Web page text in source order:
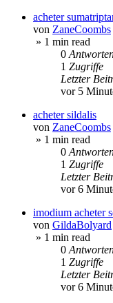
acheter
von ZaneCoombs
» 1 min read
0
1 Zugriffe
Letzter
vor 5
acheter sildalis
von ZaneCoombs
» 1 min read
0
1 Zugriffe
Letzter
vor 6
imodium acheter
von GildaBolyard
» 1 min read
0
1 Zugriffe
Letzter
vor 6